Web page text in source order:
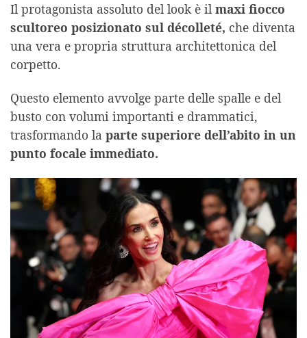
Il protagonista assoluto del look è ilmaxi fiocco
scultoreo posizionato sul décolleté, che diventa
una vera e propria struttura architettonica del
corpetto.
Questo elemento avvolge parte delle spalle e del
busto con volumi importanti e drammatici,
trasformando la parte superiore dell’abito in un
punto focale immediato.